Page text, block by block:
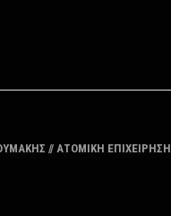
// ΑΤΟΜΙΚΗ ΕΠΙΧΕΙΡΗΣΗ